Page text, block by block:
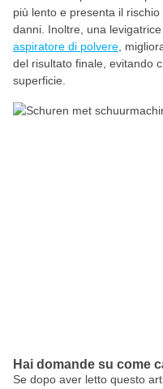
più lento e presenta il
danni. Inoltre, una
aspiratore di polvere ,
del risultato finale, evitando
superficie.
Hai domande su come
Se dopo aver letto questo